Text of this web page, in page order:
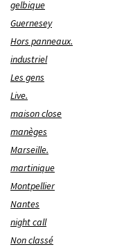
gelbique
Guernesey
Hors panneaux.
industriel
Les gens
Live.
maison close
manèges
Marseille.
martinique
Montpellier
Nantes
night call
Non classé